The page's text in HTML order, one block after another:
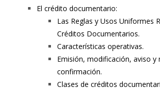
El crédito documentario:
Las Reglas y Usos Uniformes
Créditos Documentarios.
Características operativas.
Emisión, modificación, aviso y
confirmación.
Clases de créditos